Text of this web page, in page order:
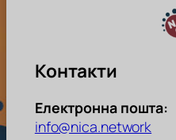
Контакти
Електронна пошта:
info@nica.network